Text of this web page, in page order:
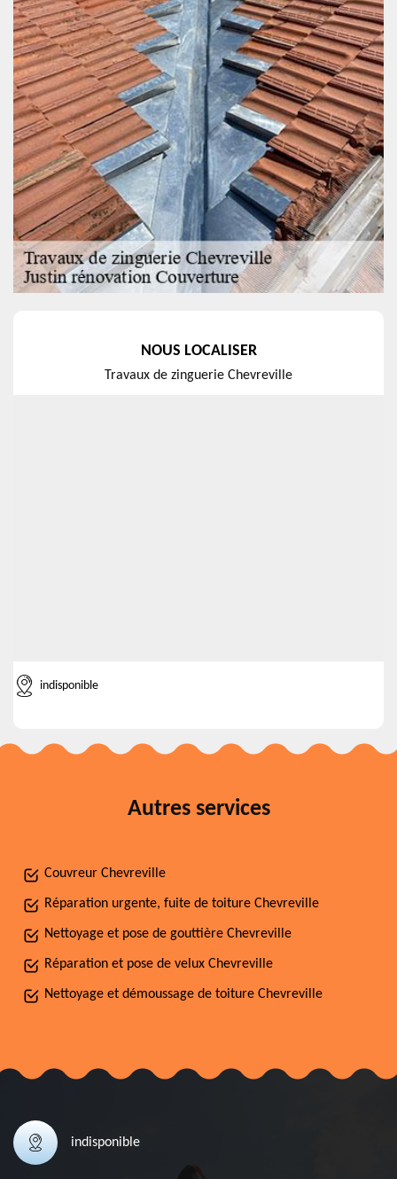
NOUS LOCALISER
Travaux de zinguerie Chevreville
indisponible
Autres services
Couvreur Chevreville
Réparation urgente, fuite de toiture Chevreville
Nettoyage et pose de gouttière Chevreville
Réparation et pose de velux Chevreville
Nettoyage et démoussage de toiture Chevreville
indisponible